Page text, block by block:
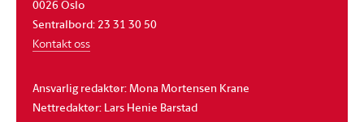
0026 Oslo
Sentralbord: 23 31 30 50
Kontakt oss
Ansvarlig redaktør: Mona Mortensen Krane
Nettredaktør: Lars Henie Barstad